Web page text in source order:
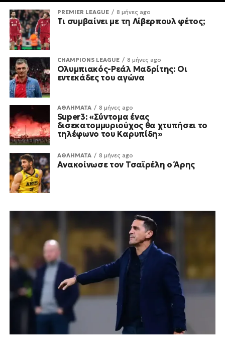
PREMIER LEAGUE 8 μήνες ago
Τι συμβαίνει με τη Λίβερπουλ φέτος;
CHAMPIONS LEAGUE 8 μήνες ago
Ολυμπιακός-Ρεάλ Μαδρίτης: Οι
εντεκάδες του αγώνα
ΑΘΛΗΜΑΤΑ 8 μήνες ago
Super3: «Σύντομα ένας
δισεκατομμυριούχος θα χτυπήσει το
τηλέφωνο του Καρυπίδη»
ΑΘΛΗΜΑΤΑ 8 μήνες ago
Ανακοίνωσε τον Τσαϊρέλη ο Άρης